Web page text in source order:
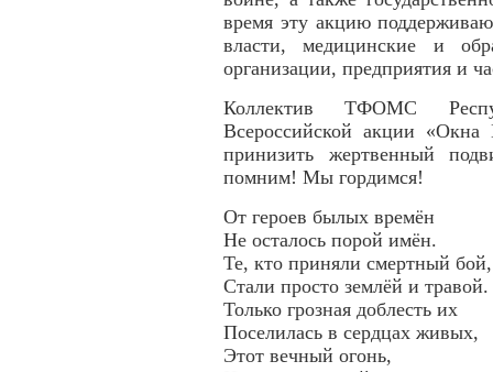
время эту акцию
власти, медицинские и
организации, предприятия и
Коллектив ТФОМС
Всероссийской акции
принизить жертвенный
помним! Мы гордимся!
От героев былых времён
Не осталось порой имён.
Те, кто приняли смертный бой,
Стали просто землёй и травой.
Только грозная доблесть их
Поселилась в сердцах живых,
Этот вечный огонь,